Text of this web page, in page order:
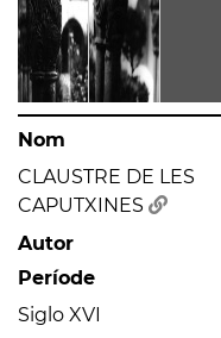
Nom
CLAUSTRE DE LES
CAPUTXINES
Autor
Període
Siglo XVI